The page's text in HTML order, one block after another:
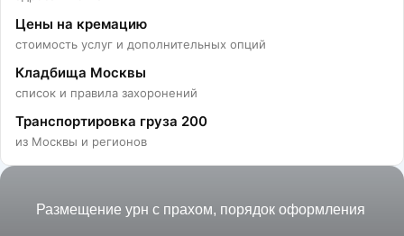
Цены на кремацию
стоимость услуг и дополнительных опций
Кладбища Москвы
список и правила захоронений
Транспортировка груза 200
из Москвы и регионов
Колумбарий на Раевском
кладбище
Размещение урн с прахом, порядок оформления